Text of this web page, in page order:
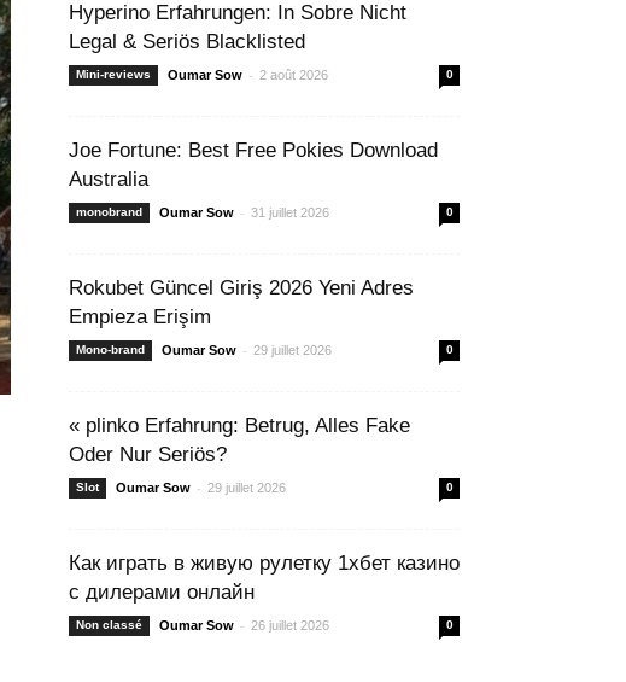
Hyperino Erfahrungen: In Sobre Nicht
Legal & Seriös Blacklisted
Mini-reviews Oumar Sow - 2 août 2026 0
Joe Fortune: Best Free Pokies Download
Australia
monobrand Oumar Sow - 31 juillet 2026 0
Rokubet Güncel Giriş 2026 Yeni Adres
Empieza Erişim
Mono-brand Oumar Sow - 29 juillet 2026 0
« plinko Erfahrung: Betrug, Alles Fake
Oder Nur Seriös?
Slot Oumar Sow - 29 juillet 2026 0
Как играть в живую рулетку 1хбет казино
с дилерами онлайн
Non classé Oumar Sow - 26 juillet 2026 0